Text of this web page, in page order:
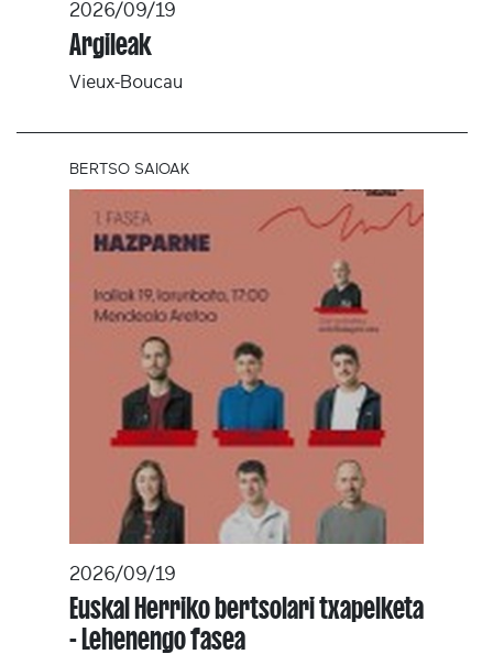
2026/09/19
Argileak
Vieux-Boucau
BERTSO SAIOAK
2026/09/19
Euskal Herriko bertsolari txapelketa
- Lehenengo fasea